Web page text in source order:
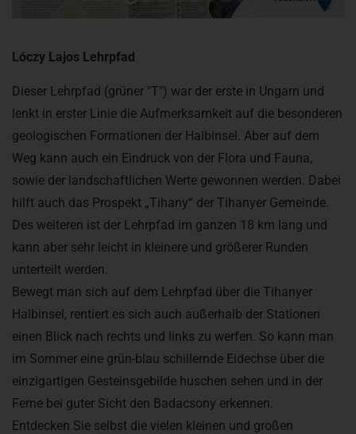
Lóczy Lajos Lehrpfad
Dieser Lehrpfad (grüner "T") war der erste in Ungarn und
lenkt in erster Linie die Aufmerksamkeit auf die besonderen
geologischen Formationen der Halbinsel. Aber auf dem
Weg kann auch ein Eindruck von der Flora und Fauna,
sowie der landschaftlichen Werte gewonnen werden. Dabei
hilft auch das Prospekt „Tihany“ der Tihanyer Gemeinde.
Des weiteren ist der Lehrpfad im ganzen 18 km lang und
kann aber sehr leicht in kleinere und größerer Runden
unterteilt werden.
Bewegt man sich auf dem Lehrpfad über die Tihanyer
Halbinsel, rentiert es sich auch außerhalb der Stationen
einen Blick nach rechts und links zu werfen. So kann man
im Sommer eine grün-blau schillernde Eidechse über die
einzigartigen Gesteinsgebilde huschen sehen und in der
Ferne bei guter Sicht den Badacsony erkennen.
Entdecken Sie selbst die vielen kleinen und großen